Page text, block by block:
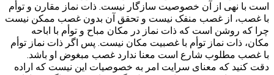
است با نهی از آن خصوصیت سازگار نیست. ذات نماز مقارن و توأم
با غصب، از غصب منفک نیست و تحقق آن بدون غصب ممکن نیست
چرا که روشن است که ذات نماز در مکان مباح و توأم با اباحه
مکان، ذات نماز توأم با غصبیت مکان نیست. پس اگر ذات نماز توأم
با غصب مطلوب شارع است معنا ندارد غصب مبغوض او باشد.
دقت کنید که معنای سرایت امر به خصوصیات این نیست که اراده